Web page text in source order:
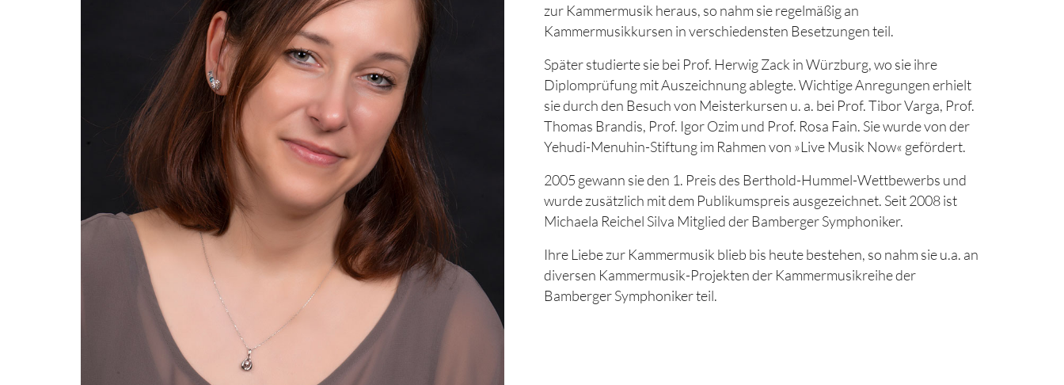
zur Kammermusik heraus, so nahm sie regelmäßig an
Kammermusikkursen in verschiedensten Besetzungen teil.
Später studierte sie bei Prof. Herwig Zack in Würzburg, wo sie ihre
Diplomprüfung mit Auszeichnung ablegte. Wichtige Anregungen erhielt
sie durch den Besuch von Meisterkursen u. a. bei Prof. Tibor Varga, Prof.
Thomas Brandis, Prof. Igor Ozim und Prof. Rosa Fain. Sie wurde von der
Yehudi-Menuhin-Stiftung im Rahmen von »Live Musik Now« gefördert.
2005 gewann sie den 1. Preis des Berthold-Hummel-Wettbewerbs und
wurde zusätzlich mit dem Publikumspreis ausgezeichnet. Seit 2008 ist
Michaela Reichel Silva Mitglied der Bamberger Symphoniker.
Ihre Liebe zur Kammermusik blieb bis heute bestehen, so nahm sie u.a. an
diversen Kammermusik-Projekten der Kammermusikreihe der
Bamberger Symphoniker teil.